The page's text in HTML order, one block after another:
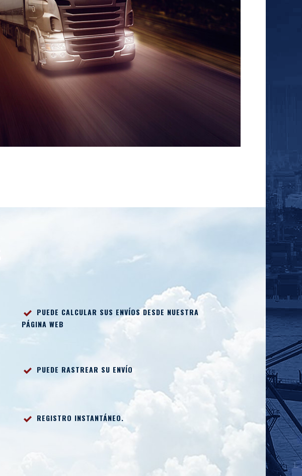
PUEDE CALCULAR SUS ENVÍOS DESDE NUESTRA
PÁGINA WEB
PUEDE RASTREAR SU ENVÍO
REGISTRO INSTANTÁNEO.